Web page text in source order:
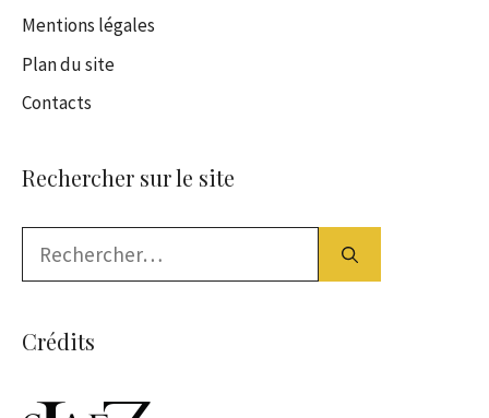
Mentions légales
Plan du site
Contacts
Rechercher sur le site
Crédits